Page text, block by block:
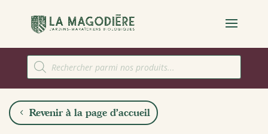
Recherche
de
produits
Revenir à la page d'accueil